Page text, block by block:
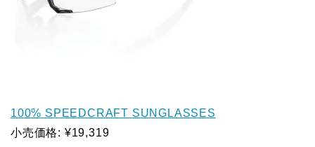
100% SPEEDCRAFT SUNGLASSES
小売価格: ¥19,319